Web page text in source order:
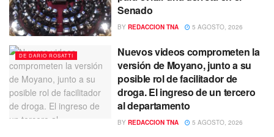
Senado
BY REDACCION TNA 5 AGOSTO, 2026
DE DARIO ROSATTI
Nuevos videos comprometen la
versión de Moyano, junto a su
posible rol de facilitador de
droga. El ingreso de un tercero
al departamento
BY REDACCION TNA 5 AGOSTO, 2026